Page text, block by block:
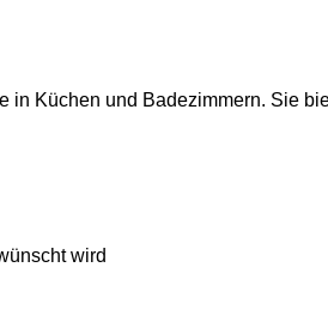
in Küchen und Badezimmern. Sie
wird